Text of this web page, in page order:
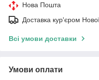
Нова Пошта
Доставка кур'єром
Всі умови доставки
Умови оплати